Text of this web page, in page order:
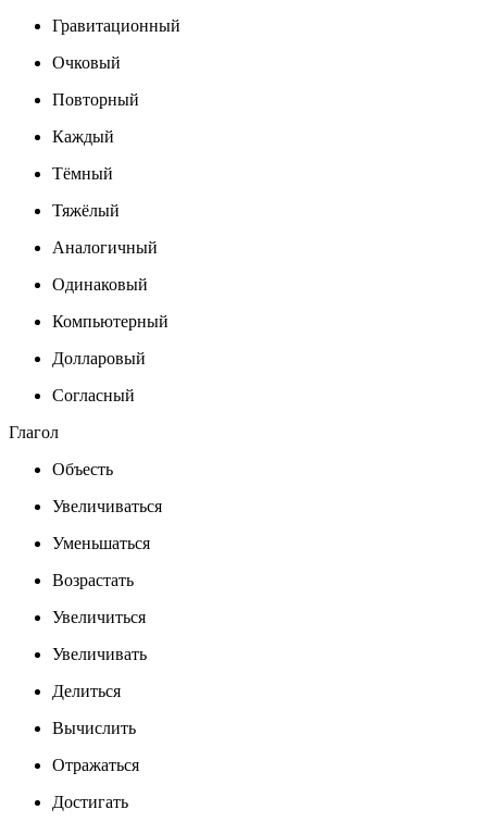
Гравитационный
Очковый
Повторный
Каждый
Тёмный
Тяжёлый
Аналогичный
Одинаковый
Компьютерный
Долларовый
Согласный
Глагол
Объесть
Увеличиваться
Уменьшаться
Возрастать
Увеличиться
Увеличивать
Делиться
Вычислить
Отражаться
Достигать